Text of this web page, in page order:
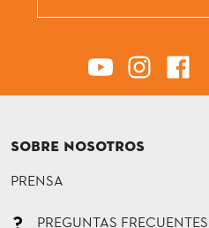
SOBRE NOSOTROS
PRENSA
PREGUNTAS FRECUENTES